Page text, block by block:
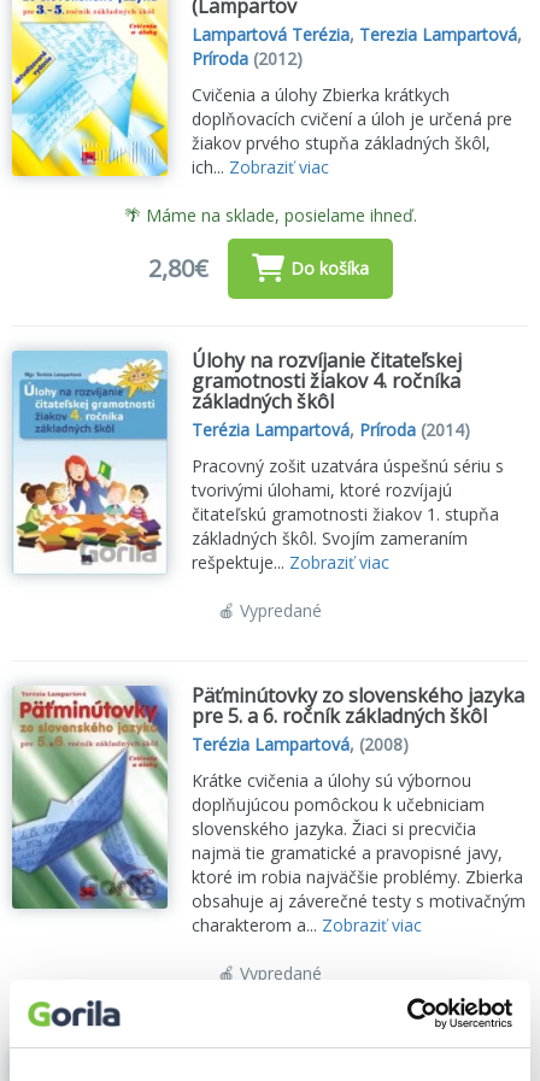
(Lampartov
Lampartová Terézia, Terezia Lampartová,
Príroda (2012)
Cvičenia a úlohy Zbierka krátkych
doplňovacích cvičení a úloh je určená pre
žiakov prvého stupňa základných škôl,
ich... Zobraziť viac
🌴 Máme na sklade, posielame ihneď.
2,80€ Do košíka
Úlohy na rozvíjanie čitateľskej
gramotnosti žiakov 4. ročníka
základných škôl
Terézia Lampartová, Príroda (2014)
Pracovný zošit uzatvára úspešnú sériu s
tvorivými úlohami, ktoré rozvíjajú
čitateľskú gramotnosti žiakov 1. stupňa
základných škôl. Svojím zameraním
rešpektuje... Zobraziť viac
🍎 Vypredané
Päťminútovky zo slovenského jazyka
pre 5. a 6. ročník základných škôl
Terézia Lampartová, (2008)
Krátke cvičenia a úlohy sú výbornou
doplňujúcou pomôckou k učebniciam
slovenského jazyka. Žiaci si precvičia
najmä tie gramatické a pravopisné javy,
ktoré im robia najväčšie problémy. Zbierka
obsahuje aj záverečné testy s motivačným
charakterom a... Zobraziť viac
🍎 Vypredané
Päťminútovky zo slovenského jazyka